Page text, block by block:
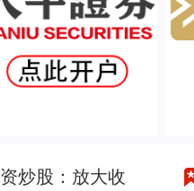
炒股：放大收